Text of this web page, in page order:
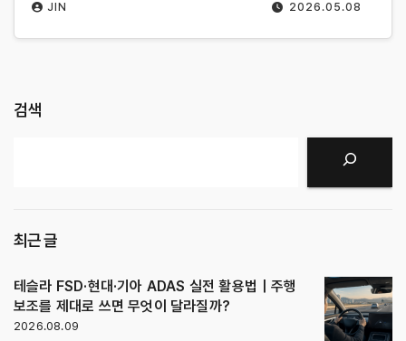
2026.05.08
JIN
검색
최근 글
테슬라 FSD·현대·기아 ADAS 실전 활용법｜주행
보조를 제대로 쓰면 무엇이 달라질까?
2026.08.09